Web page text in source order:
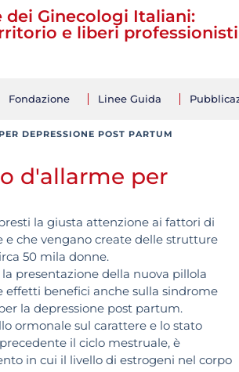
dei Ginecologi Italiani:
e liberi professionisti
Fondazione Linee Guida
DEPRESSIONE POST PARTUM
d'allarme per
la giusta attenzione ai fattori di
e che vengano create delle strutture
50 mila donne.
presentazione della nuova pillola
effetti benefici anche sulla sindrome
la depressione post partum.
ormonale sul carattere e lo stato
il ciclo mestruale, è
in cui il livello di estrogeni nel corpo